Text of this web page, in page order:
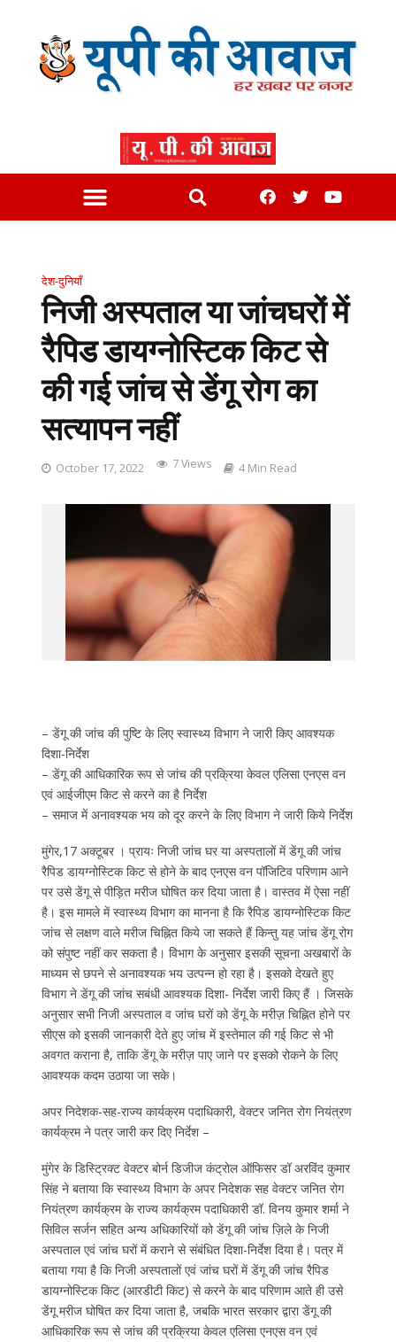
देश-दुनियाँ
निजी अस्पताल या जांचघरों में
रैपिड डायग्नोस्टिक किट से
की गई जांच से डेंगू रोग का
सत्यापन नहीं
October 17, 2022 7 Views 4 Min Read
– डेंगू की जांच की पुष्टि के लिए स्वास्थ्य विभाग ने जारी किए आवश्यक
दिशा-निर्देश
– डेंगू की आधिकारिक रूप से जांच की प्रक्रिया केवल एलिसा एनएस वन
एवं आईजीएम किट से करने का है निर्देश
– समाज में अनावश्यक भय को दूर करने के लिए विभाग ने जारी किये निर्देश
मुंगेर,17 अक्टूबर । प्रायः निजी जांच घर या अस्पतालों में डेंगू की जांच
रैपिड डायग्नोस्टिक किट से होने के बाद एनएस वन पॉजिटिव परिणाम आने
पर उसे डेंगू से पीड़ित मरीज घोषित कर दिया जाता है। वास्तव में ऐसा नहीं
है। इस मामले में स्वास्थ्य विभाग का मानना है कि रैपिड डायग्नोस्टिक किट
जांच से लक्षण वाले मरीज चिह्नित किये जा सकते हैं किन्तु यह जांच डेंगू रोग
को संपुष्ट नहीं कर सकता है। विभाग के अनुसार इसकी सूचना अखबारों के
माध्यम से छपने से अनावश्यक भय उत्पन्न हो रहा है। इसको देखते हुए
विभाग ने डेंगू की जांच सबंधी आवश्यक दिशा- निर्देश जारी किए हैं । जिसके
अनुसार सभी निजी अस्पताल व जांच घरों को डेंगू के मरीज़ चिह्नित होने पर
सीएस को इसकी जानकारी देते हुए जांच में इस्तेमाल की गई किट से भी
अवगत कराना है, ताकि डेंगू के मरीज़ पाए जाने पर इसको रोकने के लिए
आवश्यक कदम उठाया जा सके।
अपर निदेशक-सह-राज्य कार्यक्रम पदाधिकारी, वेक्टर जनित रोग नियंत्रण
कार्यक्रम ने पत्र जारी कर दिए निर्देश –
मुंगेर के डिस्ट्रिक्ट वेक्टर बोर्न डिजीज कंट्रोल ऑफिसर डॉ अरविंद कुमार
सिंह ने बताया कि स्वास्थ्य विभाग के अपर निदेशक सह वेक्टर जनित रोग
नियंत्रण कार्यक्रम के राज्य कार्यक्रम पदाधिकारी डॉ. विनय कुमार शर्मा ने
सिविल सर्जन सहित अन्य अधिकारियों को डेंगू की जांच ज़िले के निजी
अस्पताल एवं जांच घरों में कराने से संबंधित दिशा-निर्देश दिया है। पत्र में
बताया गया है कि निजी अस्पतालों एवं जांच घरों में डेंगू की जांच रैपिड
डायग्नोस्टिक किट (आरडीटी किट) से करने के बाद परिणाम आते ही उसे
डेंगू मरीज घोषित कर दिया जाता है, जबकि भारत सरकार द्वारा डेंगू की
आधिकारिक रूप से जांच की प्रक्रिया केवल एलिसा एनएस वन एवं